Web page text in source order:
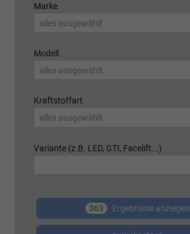
Marke
alles ausgewählt
Modell
alles ausgewählt
Kraftstoffart
alles ausgewählt
Variante (z.B. LED, GTI, Facelift...)
363 Ergebnisse anzeigen